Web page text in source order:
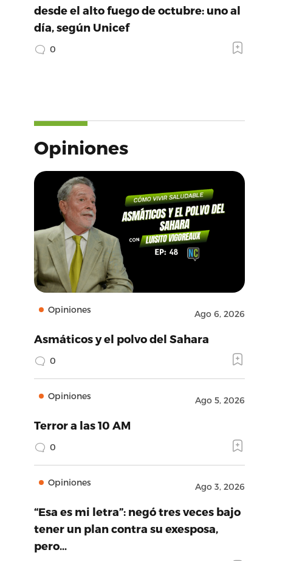
desde el alto fuego de octubre: uno al
día, según Unicef
0
Opiniones
Opiniones Ago 6, 2026
Asmáticos y el polvo del Sahara
0
Opiniones Ago 5, 2026
Terror a las 10 AM
0
Opiniones Ago 3, 2026
“Esa es mi letra”: negó tres veces bajo
tener un plan contra su exesposa,
pero…